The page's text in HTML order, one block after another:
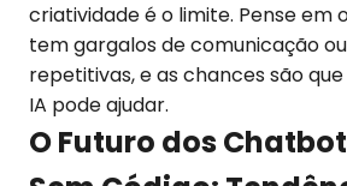
criatividade é o limite. Pense em
tem gargalos de comunicação
repetitivas, e as chances são
IA pode ajudar.
O Futuro dos